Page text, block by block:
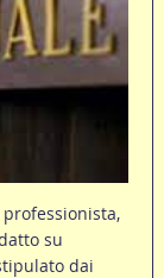
su
dai